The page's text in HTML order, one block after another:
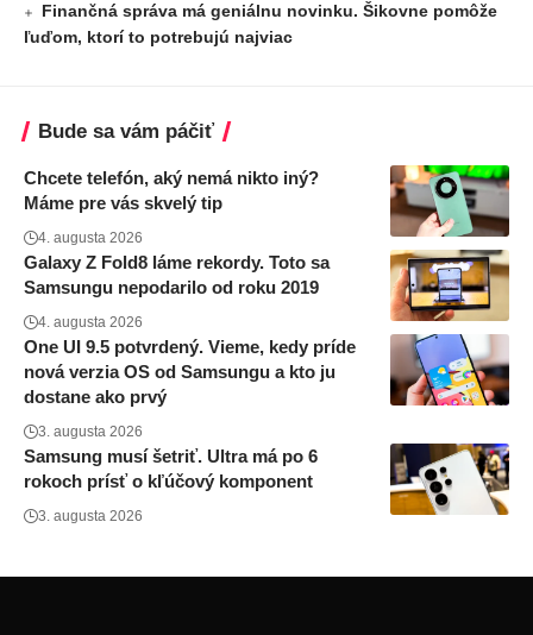
Finančná správa má geniálnu novinku. Šikovne pomôže
ľuďom, ktorí to potrebujú najviac
Bude sa vám páčiť
Chcete telefón, aký nemá nikto iný?
Máme pre vás skvelý tip
4. augusta 2026
Galaxy Z Fold8 láme rekordy. Toto sa
Samsungu nepodarilo od roku 2019
4. augusta 2026
One UI 9.5 potvrdený. Vieme, kedy príde
nová verzia OS od Samsungu a kto ju
dostane ako prvý
3. augusta 2026
Samsung musí šetriť. Ultra má po 6
rokoch prísť o kľúčový komponent
3. augusta 2026